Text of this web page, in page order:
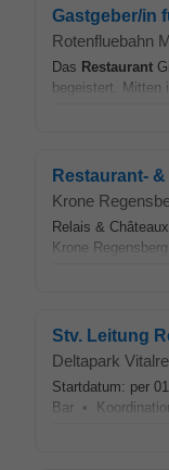
Gastgeber/in
Rotenfluebahn
Das Restaurant
begeistert. Mitten
Restaurant-
Krone
Relais &
Krone
Stv. Leitung
Deltapark
Startdatum: per
Bar •